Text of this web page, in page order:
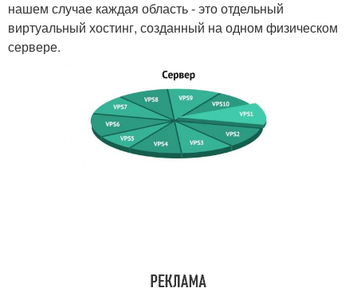
нашем случае каждая область - это отдельный
виртуальный хостинг, созданный на одном физическом
сервере.